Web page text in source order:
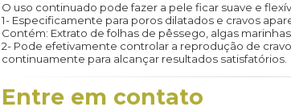
O uso continuado pode fazer a pele ficar suave e
1- Especificamente para poros dilatados e cravos
Contém: Extrato de folhas de pêssego, algas
2- Pode efetivamente controlar a reprodução de
continuamente para alcançar resultados satisfatórios.
Entre em contato